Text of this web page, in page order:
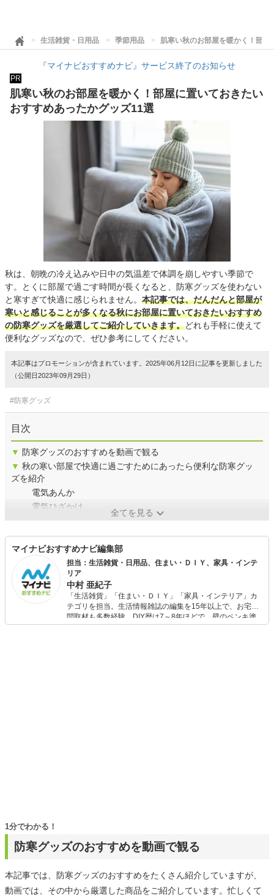
生活雑貨・日用品 季節用品 肌寒い秋のお部屋を暖かく！部
『マイナビおすすめナビ』サービス終了のお知らせ
PR
肌寒い秋のお部屋を暖かく！部屋に置いておきたい
おすすめあったかグッズ11選
秋は、朝晩の冷え込みや日中の気温差で体調を崩しやすい季節で
す。とくに部屋で過ごす時間が長くなると、防寒グッズを使わない
と寒すぎて快適に感じられません。 本記事では、だんだんと部屋が
寒いと感じることが多くなる秋にお部屋に置いておきたいおすすめ
の防寒グッズを厳選してご紹介していきます。どれも手軽に使えて
便利なグッズなので、ぜひ参考にしてください。
本記事はプロモーションが含まれています。2025年06月12日に記事を更新しました
（公開日2023年09月29日）
#防寒グッズ
目次
▼ 防寒グッズのおすすめを動画で観る
▼ 秋の寒い部屋で快適に過ごすためにあったら便利な防寒グッ
ズを紹介
電気あんか
電気ひざかけ
全てを見る
マイナビおすすめナビ編集部
担当：生活雑貨・日用品、住まい・ＤＩＹ、家具・インテ
リア
中村 亜紀子
「生活雑貨」「住まい・ＤＩＹ」「家具・インテリア」カ
テゴリを担当。生活情報雑誌の編集を15年以上で、お宅訪
問取材も多数経験。DIY歴は7～8年ほどで、壁のペンキ塗
りや壁紙チェンジなどもチャレンジ済み。初心者でもモノ
防寒グッズのおすすめを動画で観る
1分でわかる！
本記事では、防寒グッズのおすすめをたくさん紹介していますが、
動画では、その中から厳選した商品をご紹介しています。忙しくて